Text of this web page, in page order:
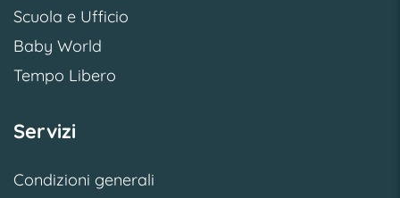
Scuola e Ufficio
Baby World
Tempo Libero
Servizi
Condizioni generali